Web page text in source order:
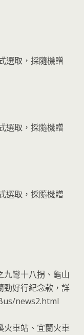
選取，採隨機贈
選取，採隨機贈
選取，採隨機贈
九彎十八拐、龜山
勁好行紀念款，詳
news2.html
火車站、宜蘭火車